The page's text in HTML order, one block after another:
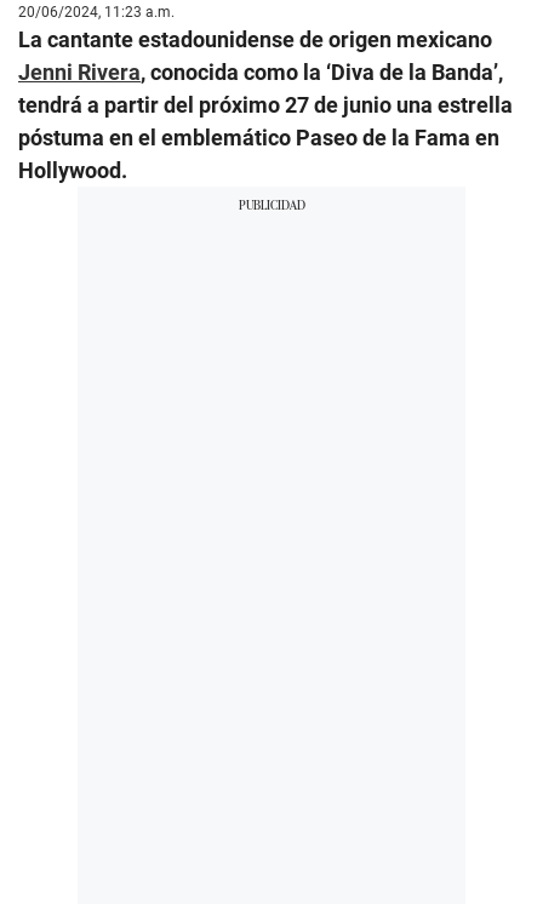
20/06/2024, 11:23 a.m.
La cantante estadounidense de origen mexicano
Jenni Rivera, conocida como la ‘Diva de la Banda’,
tendrá a partir del próximo 27 de junio una estrella
póstuma en el emblemático Paseo de la Fama en
Hollywood.